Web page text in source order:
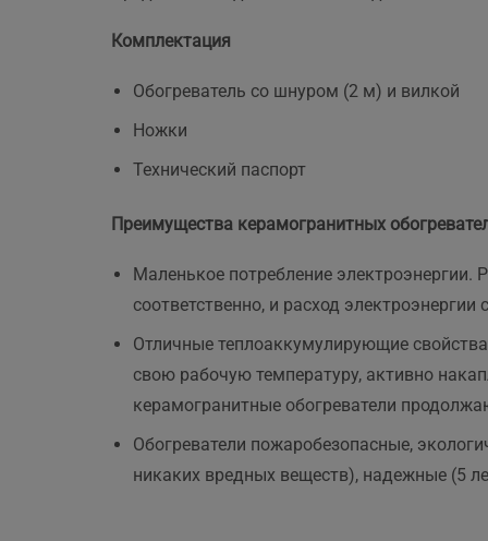
Комплектация
Обогреватель со шнуром (2 м) и вилкой
Ножки
Технический паспорт
​Преимущества керамогранитных
Маленькое потребление
соответственно, и расход электроэнергии
Отличные теплоаккумулирующие
свою рабочую температуру, активно
керамогранитные обогреватели
Обогреватели пожаробезопасные,
никаких вредных веществ), надежные (5